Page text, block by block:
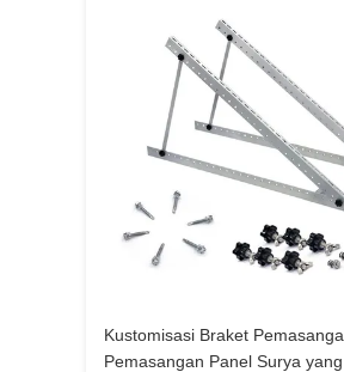
Kustomisasi Braket
Pemasangan Panel Surya yang